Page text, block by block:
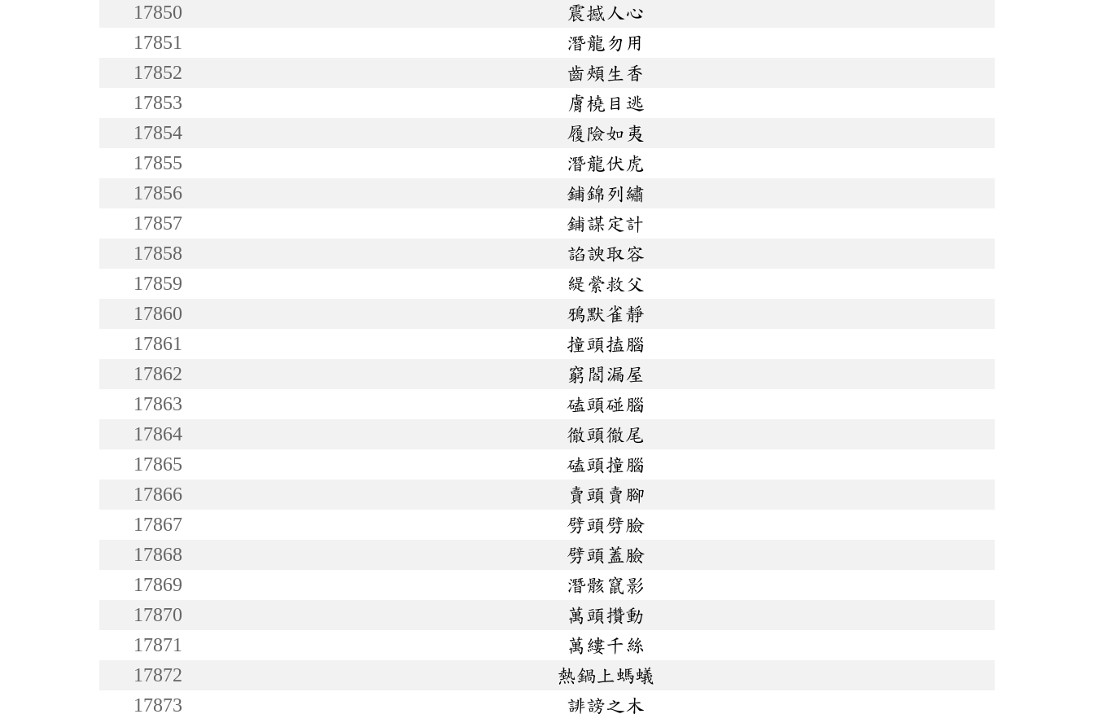
17850
震撼人心
17851
潛龍勿用
17852
齒頰生香
17853
膚橈目逃
17854
履險如夷
17855
潛龍伏虎
17856
鋪錦列繡
17857
鋪謀定計
17858
諂諛取容
17859
緹縈救父
17860
鴉默雀靜
17861
撞頭搕腦
17862
窮閻漏屋
17863
磕頭碰腦
17864
徹頭徹尾
17865
磕頭撞腦
17866
賣頭賣腳
17867
劈頭劈臉
17868
劈頭蓋臉
17869
潛骸竄影
17870
萬頭攢動
17871
萬縷千絲
17872
熱鍋上螞蟻
17873
誹謗之木